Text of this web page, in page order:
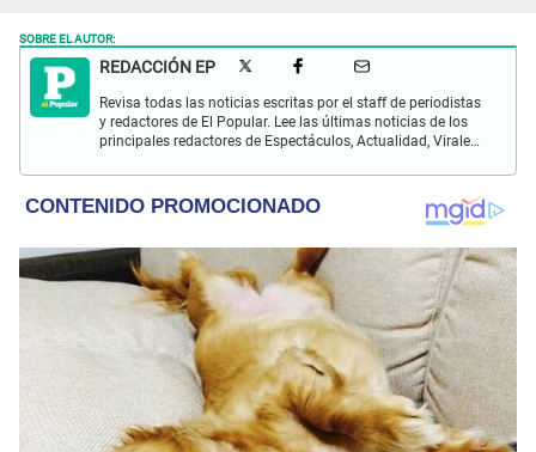
SOBRE EL AUTOR:
REDACCIÓN EP
Revisa todas las noticias escritas por el staff de periodistas
y redactores de El Popular. Lee las últimas noticias de los
principales redactores de Espectáculos, Actualidad, Virales,